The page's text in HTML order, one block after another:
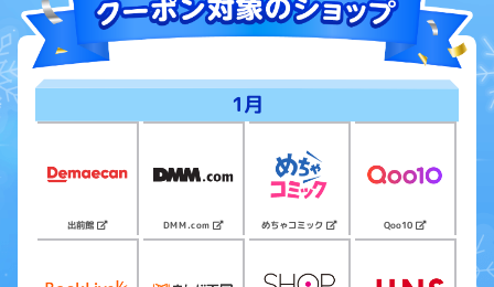
1月
出前館 DMM.com めちゃコミック Qoo10